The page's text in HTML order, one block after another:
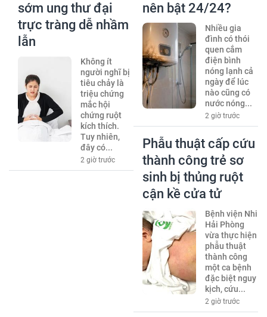
sớm ung thư đại
trực tràng dễ nhầm
lẫn
Không ít
người nghĩ bị
tiêu chảy là
triệu chứng
mắc hội
chứng ruột
kích thích.
Tuy nhiên,
đây có...
2 giờ trước
nên bật 24/24?
Nhiều gia
đình có thói
quen cắm
điện bình
nóng lạnh cả
ngày để lúc
nào cũng có
nước nóng...
2 giờ trước
Phẫu thuật cấp cứu
thành công trẻ sơ
sinh bị thủng ruột
cận kề cửa tử
Bệnh viện Nhi
Hải Phòng
vừa thực hiện
phẫu thuật
thành công
một ca bệnh
đặc biệt nguy
kịch, cứu...
2 giờ trước